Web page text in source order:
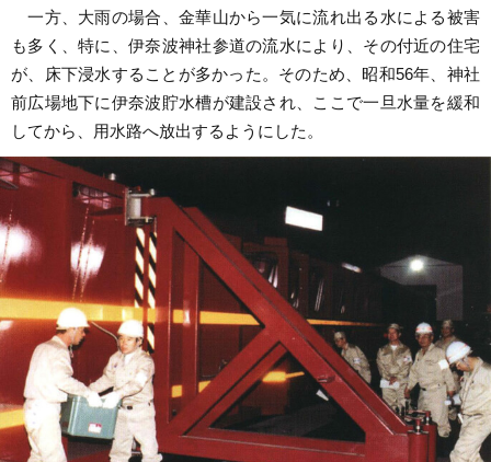
一方、大雨の場合、金華山から一気に流れ出る水による被害
も多く、特に、伊奈波神社参道の流水により、その付近の住宅
が、床下浸水することが多かった。そのため、昭和56年、神社
前広場地下に伊奈波貯水槽が建設され、ここで一旦水量を緩和
してから、用水路へ放出するようにした。